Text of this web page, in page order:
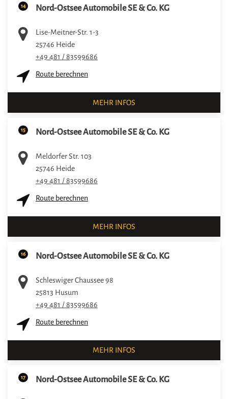
14 Nord-Ostsee Automobile SE & Co. KG
Lise-Meitner-Str. 1-3
25746 Heide
+49 481 / 83599686
Route berechnen
MEHR INFOS
15 Nord-Ostsee Automobile SE & Co. KG
Meldorfer Str. 103
25746 Heide
+49 481 / 83599686
Route berechnen
MEHR INFOS
16 Nord-Ostsee Automobile SE & Co. KG
Schleswiger Chaussee 98
25813 Husum
+49 481 / 83599686
Route berechnen
MEHR INFOS
17 Nord-Ostsee Automobile SE & Co. KG